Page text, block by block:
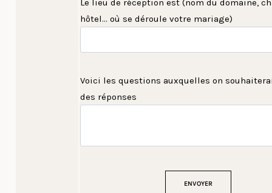
Le lieu de réception est (nom du domaine,
hôtel... où se déroule votre mariage)
Voici les questions auxquelles on
des réponses